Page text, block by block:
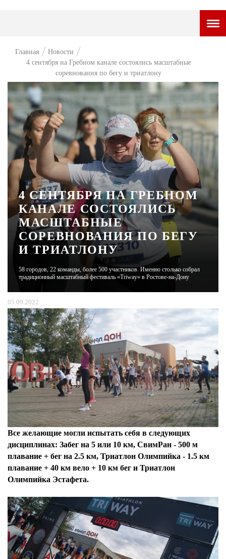
НОВОСТИ
ВОПРОС НЕДЕЛИ
ПРЕМЬЕРА
ТАМ И ТУТ
СТИЛЬ ЖИЗНИ
ХАЙП
ЧЕЛОВЕК ОСОБЕННЫЙ
КУЛЬТ ЕДЫ
АФИША
ЖУРНАЛ
Главная
Новости
4 сентября на Гребном канале состоялись масштабные
соревнования по бегу и триатлону
4 СЕНТЯБРЯ НА ГРЕБНОМ
КАНАЛЕ СОСТОЯЛИСЬ
МАСШТАБНЫЕ
СОРЕВНОВАНИЯ ПО БЕГУ
И ТРИАТЛОНУ
58 городов, 22 команды, более 500 участников. Именно столько собрал
традиционный масштабный фестиваль «Triway» в Ростове-на-Дону
05.09.2022
Все желающие могли испытать себя в следующих
дисциплинах: Забег на 5 или 10 км, СвимРан - 500 м
плавание + бег на 2.5 км, Триатлон Олимпийка - 1.5 км
плавание + 40 км вело + 10 км бег и Триатлон
Олимпийка Эстафета.